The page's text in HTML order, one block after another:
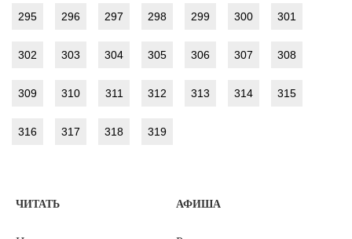
295 296 297 298 299 300 301
302 303 304 305 306 307 308
309 310 311 312 313 314 315
316 317 318 319
ЧИТАТЬ АФИША